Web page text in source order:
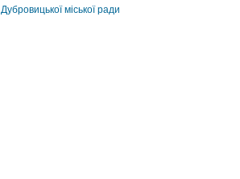
Дубровицької міської ради